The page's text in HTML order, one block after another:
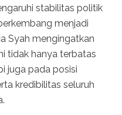
stabilitas politik
menjadi
Syah mengingatkan
tidak hanya terbatas
juga pada posisi
kredibilitas seluruh